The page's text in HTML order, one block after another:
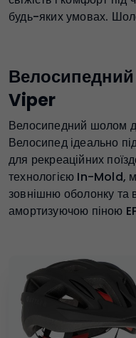
будь-яких умовах.
Viper
Велосипедний шолом
Велосипед ідеально
для рекреаційних
технологією In-Mold,
зовнішню оболонку та
амортизуючою піною